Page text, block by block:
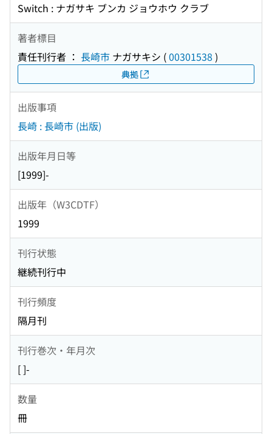
Switch : ナガサキ ブンカ ジョウホウ クラブ
著者標目
責任刊行者 ： 長崎市 ナガサキシ (00301538 )
典拠
出版事項
長崎 : 長崎市 (出版)
出版年月日等
[1999]-
出版年（W3CDTF）
1999
刊行状態
継続刊行中
刊行頻度
隔月刊
刊行巻次・年月次
[ ]-
数量
冊